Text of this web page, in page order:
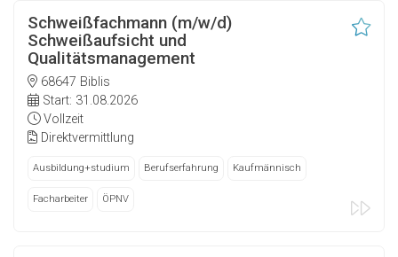
Schweißfachmann (m/w/d)
Schweißaufsicht und
Qualitätsmanagement
68647 Biblis
Start: 31.08.2026
Vollzeit
Direktvermittlung
Ausbildung+studium Berufserfahrung Kaufmännisch
Facharbeiter ÖPNV